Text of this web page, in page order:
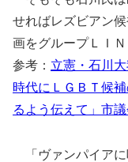
せればレズビアン
画をグループＬＩ
参考： 立憲・石川
時代にＬＧＢＴ候
るよう伝えて」市
「ヴァンパイアに